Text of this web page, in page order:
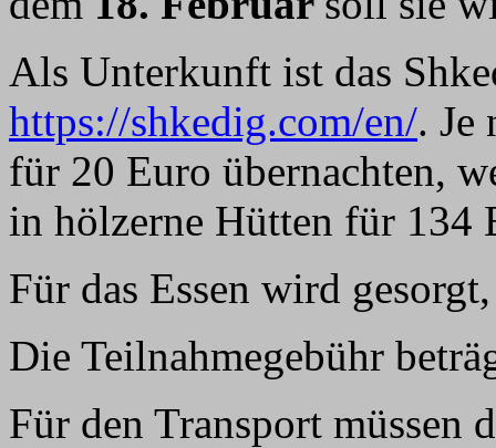
Als Unterkunft ist das
https://shkedig.com/en/. Je
für 20 Euro übernachten,
in hölzerne Hütten für 134
Für das Essen wird
Die Teilnahmegebühr
Für den Transport müssen